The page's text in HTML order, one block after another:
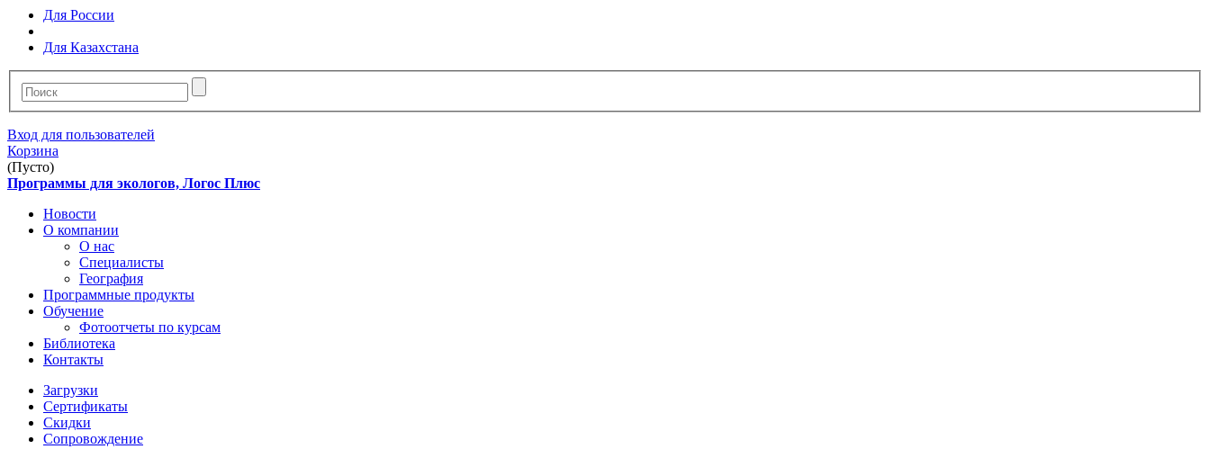
Для России
Для Казахстана
Вход для пользователей
Корзина
(Пусто)
Программы для экологов, Логос Плюс
Новости
О компании
О нас
Специалисты
География
Программные продукты
Обучение
Фотоотчеты по курсам
Библиотека
Контакты
Загрузки
Сертификаты
Скидки
Сопровождение